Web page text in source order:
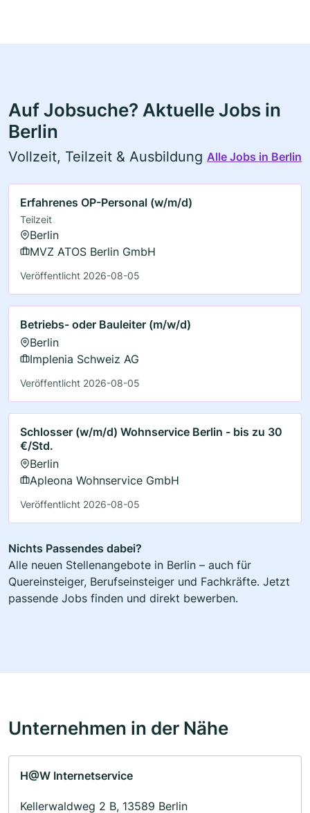
Auf Jobsuche? Aktuelle Jobs in
Berlin
Vollzeit, Teilzeit & Ausbildung Alle Jobs in Berlin
Erfahrenes OP-Personal (w/m/d)
Teilzeit
Berlin
MVZ ATOS Berlin GmbH
Veröffentlicht 2026-08-05
Betriebs- oder Bauleiter (m/w/d)
Berlin
Implenia Schweiz AG
Veröffentlicht 2026-08-05
Schlosser (w/m/d) Wohnservice Berlin - bis zu 30
€/Std.
Berlin
Apleona Wohnservice GmbH
Veröffentlicht 2026-08-05
Nichts Passendes dabei?
Alle neuen Stellenangebote in Berlin – auch für
Quereinsteiger, Berufseinsteiger und Fachkräfte. Jetzt
passende Jobs finden und direkt bewerben.
Unternehmen in der Nähe
H@W Internetservice
Kellerwaldweg 2 B, 13589 Berlin